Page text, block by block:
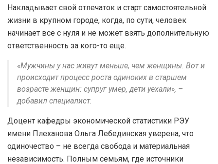
Накладывает свой отпечаток и старт самостоятельной
жизни в крупном городе, когда, по сути, человек
начинает все с нуля и не может взять дополнительную
ответственность за кого-то еще.
«Мужчины у нас живут меньше, чем женщины. Вот и
происходит процесс роста одиноких в старшем
возрасте женщин: супруг умер, дети уехали», –
добавил специалист.
Доцент кафедры экономической статистики РЭУ
имени Плеханова Ольга Лебединская уверена, что
одиночество – не всегда свобода и материальная
независимость. Полным семьям, где источники